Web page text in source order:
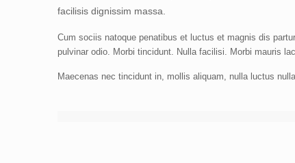
facilisis dignissim massa.
Cum sociis natoque penatibus et luctus et magnis dis
pulvinar odio. Morbi tincidunt. Nulla facilisi. Morbi mauris
Maecenas nec tincidunt in, mollis aliquam, nulla luctus